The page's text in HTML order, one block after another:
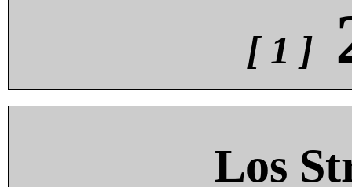
[ 1 ]
Los